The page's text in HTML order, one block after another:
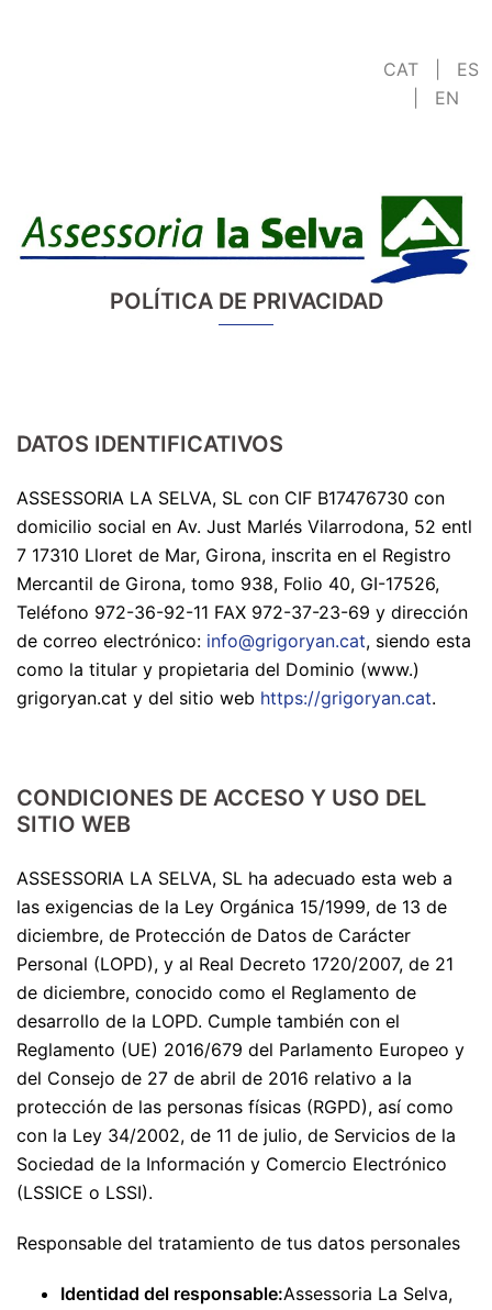
CAT
ES
EN
POLÍTICA DE PRIVACIDAD
DATOS IDENTIFICATIVOS
ASSESSORIA LA SELVA, SL con CIF B17476730 con
domicilio social en Av. Just Marlés Vilarrodona, 52 entl
7 17310 Lloret de Mar, Girona, inscrita en el Registro
Mercantil de Girona, tomo 938, Folio 40, GI-17526,
Teléfono 972-36-92-11 FAX 972-37-23-69 y dirección
de correo electrónico: info@grigoryan.cat, siendo esta
como la titular y propietaria del Dominio (www.)
grigoryan.cat y del sitio web https://grigoryan.cat.
CONDICIONES DE ACCESO Y USO DEL
SITIO WEB
ASSESSORIA LA SELVA, SL ha adecuado esta web a
las exigencias de la Ley Orgánica 15/1999, de 13 de
diciembre, de Protección de Datos de Carácter
Personal (LOPD), y al Real Decreto 1720/2007, de 21
de diciembre, conocido como el Reglamento de
desarrollo de la LOPD. Cumple también con el
Reglamento (UE) 2016/679 del Parlamento Europeo y
del Consejo de 27 de abril de 2016 relativo a la
protección de las personas físicas (RGPD), así como
con la Ley 34/2002, de 11 de julio, de Servicios de la
Sociedad de la Información y Comercio Electrónico
(LSSICE o LSSI).
Responsable del tratamiento de tus datos personales
Identidad del responsable:Assessoria La Selva,